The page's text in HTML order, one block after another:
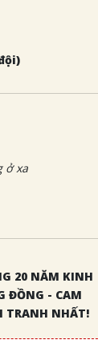
ở xa
20 NĂM KINH
ĐỒNG - CAM
TRANH NHẤT!